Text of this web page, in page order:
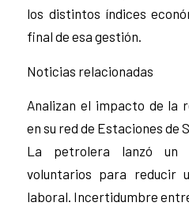
los distintos índices
final de esa gestión.
Noticias relacionadas
Analizan el impacto de la
en su red de Estaciones de
La petrolera lanzó un
voluntarios para reducir
laboral. Incertidumbre